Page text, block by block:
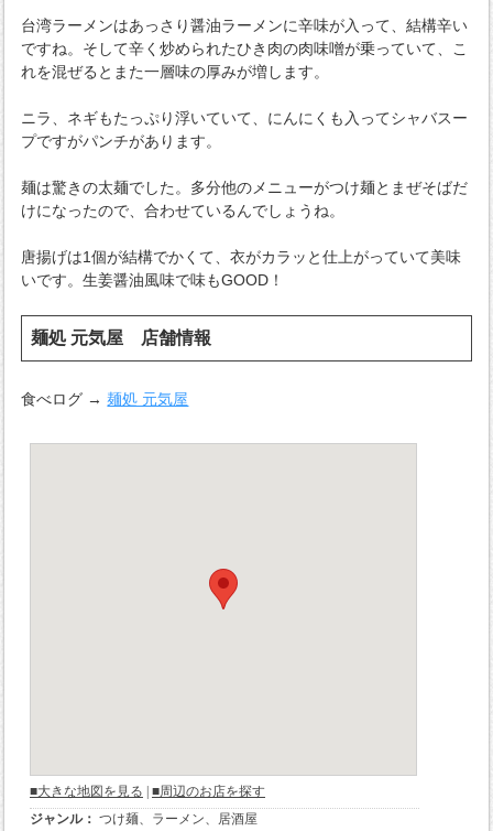
台湾ラーメンはあっさり醤油ラーメンに辛味が入って、結構辛い
ですね。そして辛く炒められたひき肉の肉味噌が乗っていて、こ
れを混ぜるとまた一層味の厚みが増します。
ニラ、ネギもたっぷり浮いていて、にんにくも入ってシャバスー
プですがパンチがあります。
麺は驚きの太麺でした。多分他のメニューがつけ麺とまぜそばだ
けになったので、合わせているんでしょうね。
唐揚げは1個が結構でかくて、衣がカラッと仕上がっていて美味
いです。生姜醤油風味で味もGOOD！
麺処 元気屋 店舗情報
食べログ →麺処 元気屋